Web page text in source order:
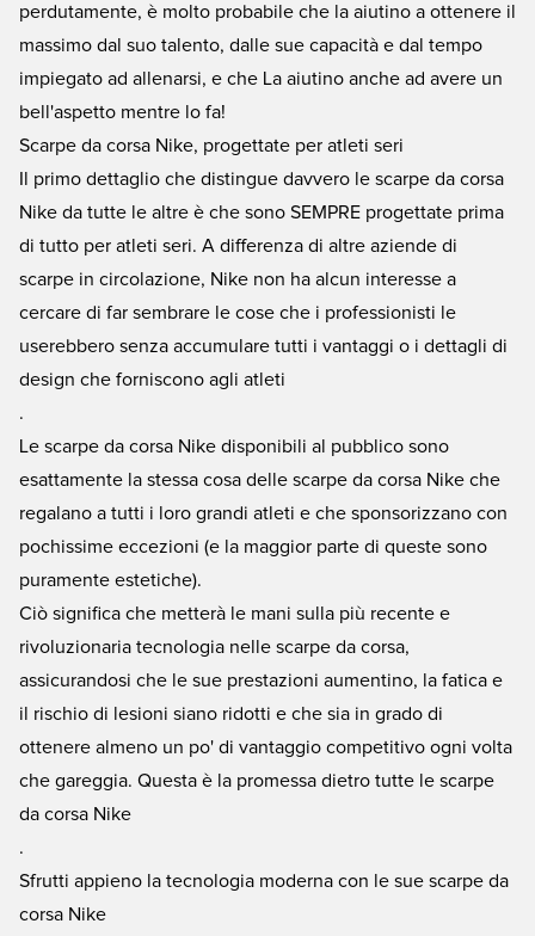
perdutamente, è molto probabile che la aiutino a ottenere il
massimo dal suo talento, dalle sue capacità e dal tempo
impiegato ad allenarsi, e che La aiutino anche ad avere un
bell'aspetto mentre lo fa!
Scarpe da corsa Nike, progettate per atleti seri
Il primo dettaglio che distingue davvero le scarpe da corsa
Nike da tutte le altre è che sono SEMPRE progettate prima
di tutto per atleti seri. A differenza di altre aziende di
scarpe in circolazione, Nike non ha alcun interesse a
cercare di far sembrare le cose che i professionisti le
userebbero senza accumulare tutti i vantaggi o i dettagli di
design che forniscono agli atleti
.
Le scarpe da corsa Nike disponibili al pubblico sono
esattamente la stessa cosa delle scarpe da corsa Nike che
regalano a tutti i loro grandi atleti e che sponsorizzano con
pochissime eccezioni (e la maggior parte di queste sono
puramente estetiche).
Ciò significa che metterà le mani sulla più recente e
rivoluzionaria tecnologia nelle scarpe da corsa,
assicurandosi che le sue prestazioni aumentino, la fatica e
il rischio di lesioni siano ridotti e che sia in grado di
ottenere almeno un po' di vantaggio competitivo ogni volta
che gareggia. Questa è la promessa dietro tutte le scarpe
da corsa Nike
.
Sfrutti appieno la tecnologia moderna con le sue scarpe da
corsa Nike